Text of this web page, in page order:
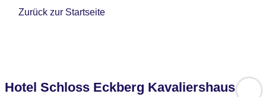
Zurück zur Startseite
Hotel Schloss Eckberg Kavaliershaus